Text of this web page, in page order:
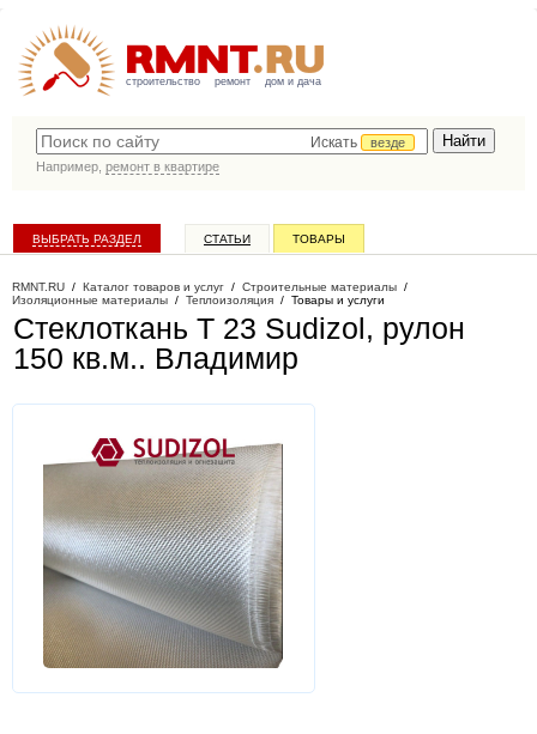
строительство ремонт дом и дача
Искать
везде
Например, ремонт в квартире
ВЫБРАТЬ РАЗДЕЛ СТАТЬИ ТОВАРЫ
RMNT.RU / Каталог товаров и услуг / Строительные материалы /
Изоляционные материалы / Теплоизоляция / Товары и услуги
Стеклоткань Т 23 Sudizol, рулон
150 кв.м.. Владимир